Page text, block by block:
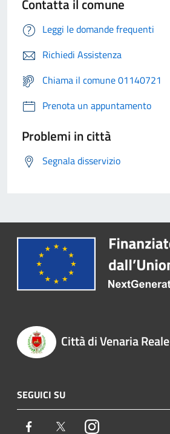
Contatta il comune
Leggi le domande frequenti
Richiedi Assistenza
Chiama il comune 01140721
Prenota un appuntamento
Problemi in città
Segnala disservizio
Città di Venaria Reale
SEGUICI SU
Facebook TwitterInstagram